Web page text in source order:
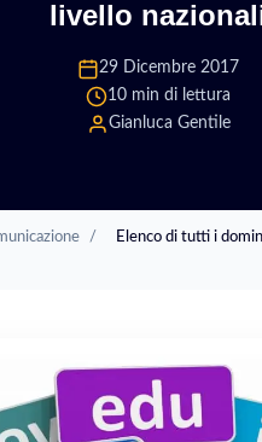
livello
29 Dicembre 2017
10 min di lettura
Gianluca Gentile
/
Elenco di tutti i